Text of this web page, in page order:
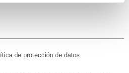
de protección de datos.